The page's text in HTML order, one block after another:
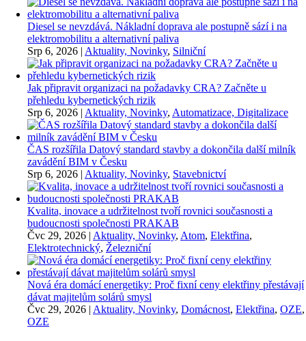
Diesel se nevzdává. Nákladní doprava ale postupně sází i na
elektromobilitu a alternativní paliva
Srp 6, 2026 | Aktuality, Novinky, Silniční
Jak připravit organizaci na požadavky CRA? Začněte u
přehledu kybernetických rizik
Srp 6, 2026 | Aktuality, Novinky, Automatizace, Digitalizace
ČAS rozšířila Datový standard stavby a dokončila další milník
zavádění BIM v Česku
Srp 6, 2026 | Aktuality, Novinky, Stavebnictví
Kvalita, inovace a udržitelnost tvoří rovnici současnosti a
budoucnosti společnosti PRAKAB
Čvc 29, 2026 | Aktuality, Novinky, Atom, Elektřina,
Elektrotechnický, Železniční
Nová éra domácí energetiky: Proč fixní ceny elektřiny přestávají
dávat majitelům solárů smysl
Čvc 29, 2026 | Aktuality, Novinky, Domácnost, Elektřina, OZE,
OZE